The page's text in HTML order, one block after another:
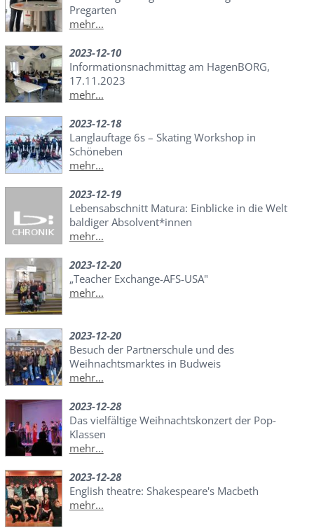
Pregarten
mehr...
2023-12-10
Informationsnachmittag am HagenBORG,
17.11.2023
mehr...
2023-12-18
Langlauftage 6s – Skating Workshop in
Schöneben
mehr...
2023-12-19
Lebensabschnitt Matura: Einblicke in die Welt
baldiger Absolvent*innen
mehr...
2023-12-20
„Teacher Exchange-AFS-USA"
mehr...
2023-12-20
Besuch der Partnerschule und des
Weihnachtsmarktes in Budweis
mehr...
2023-12-28
Das vielfältige Weihnachtskonzert der Pop-
Klassen
mehr...
2023-12-28
English theatre: Shakespeare's Macbeth
mehr...